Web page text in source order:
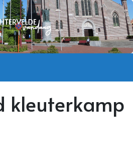
kleuterkamp